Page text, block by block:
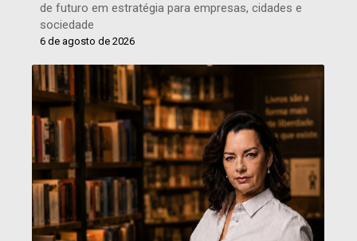
de futuro em estratégia para empresas, cidades e
sociedade
6 de agosto de 2026